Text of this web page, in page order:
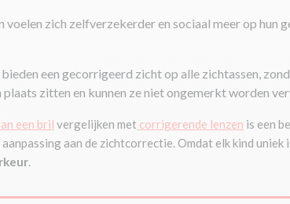
voelen zich zelfverzekerder en sociaal meer op hun
bieden een gecorrigeerd zicht op alle zichtassen,
zitten en kunnen ze niet ongemerkt worden
een bril vergelijken met corrigerende lenzen is een
aan de zichtcorrectie. Omdat elk kind
.